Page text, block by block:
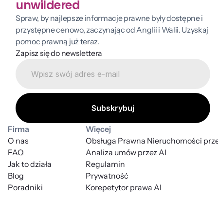
unwildered
Spraw, by najlepsze informacje prawne były dostępne i
przystępne cenowo, zaczynając od Anglii i Walii. Uzyskaj
pomoc prawną już teraz.
Zapisz się do newslettera
Firma
O nas
FAQ
Jak to działa
Blog
Poradniki
Więcej
Regulamin
Analiza umów przez AI
Korepetytor prawa AI
Prywatność
Obsługa Prawna Nieruchomości